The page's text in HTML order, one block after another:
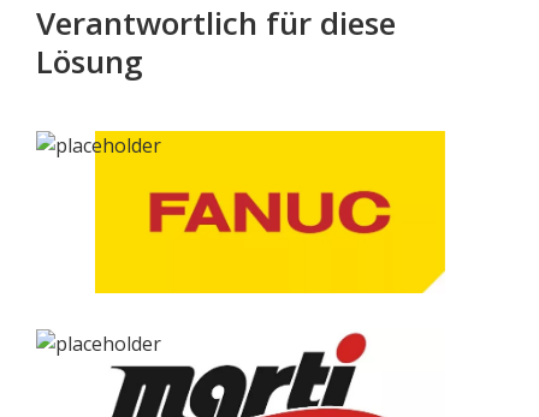
Verantwortlich für diese
Lösung